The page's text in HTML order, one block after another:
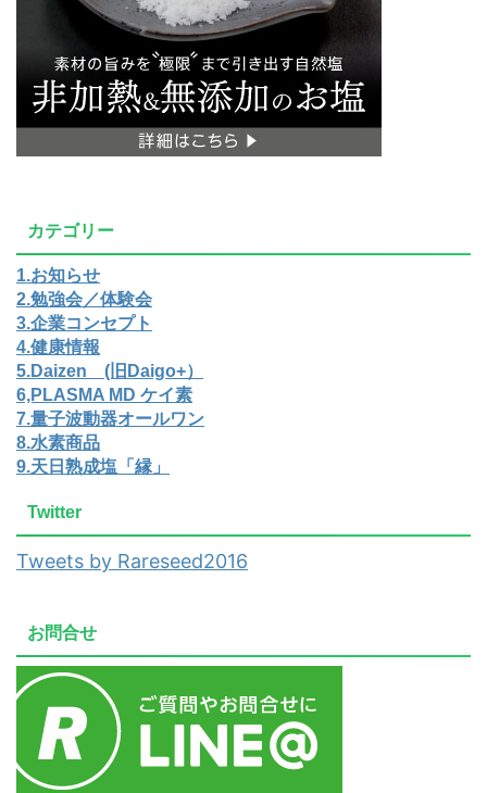
カテゴリー
1.お知らせ
2.勉強会／体験会
3.企業コンセプト
4.健康情報
5.Daizen (旧Daigo+）
6,PLASMA MD ケイ素
7.量子波動器オールワン
8.水素商品
9.天日熟成塩「縁」
Twitter
Tweets by Rareseed2016
お問合せ